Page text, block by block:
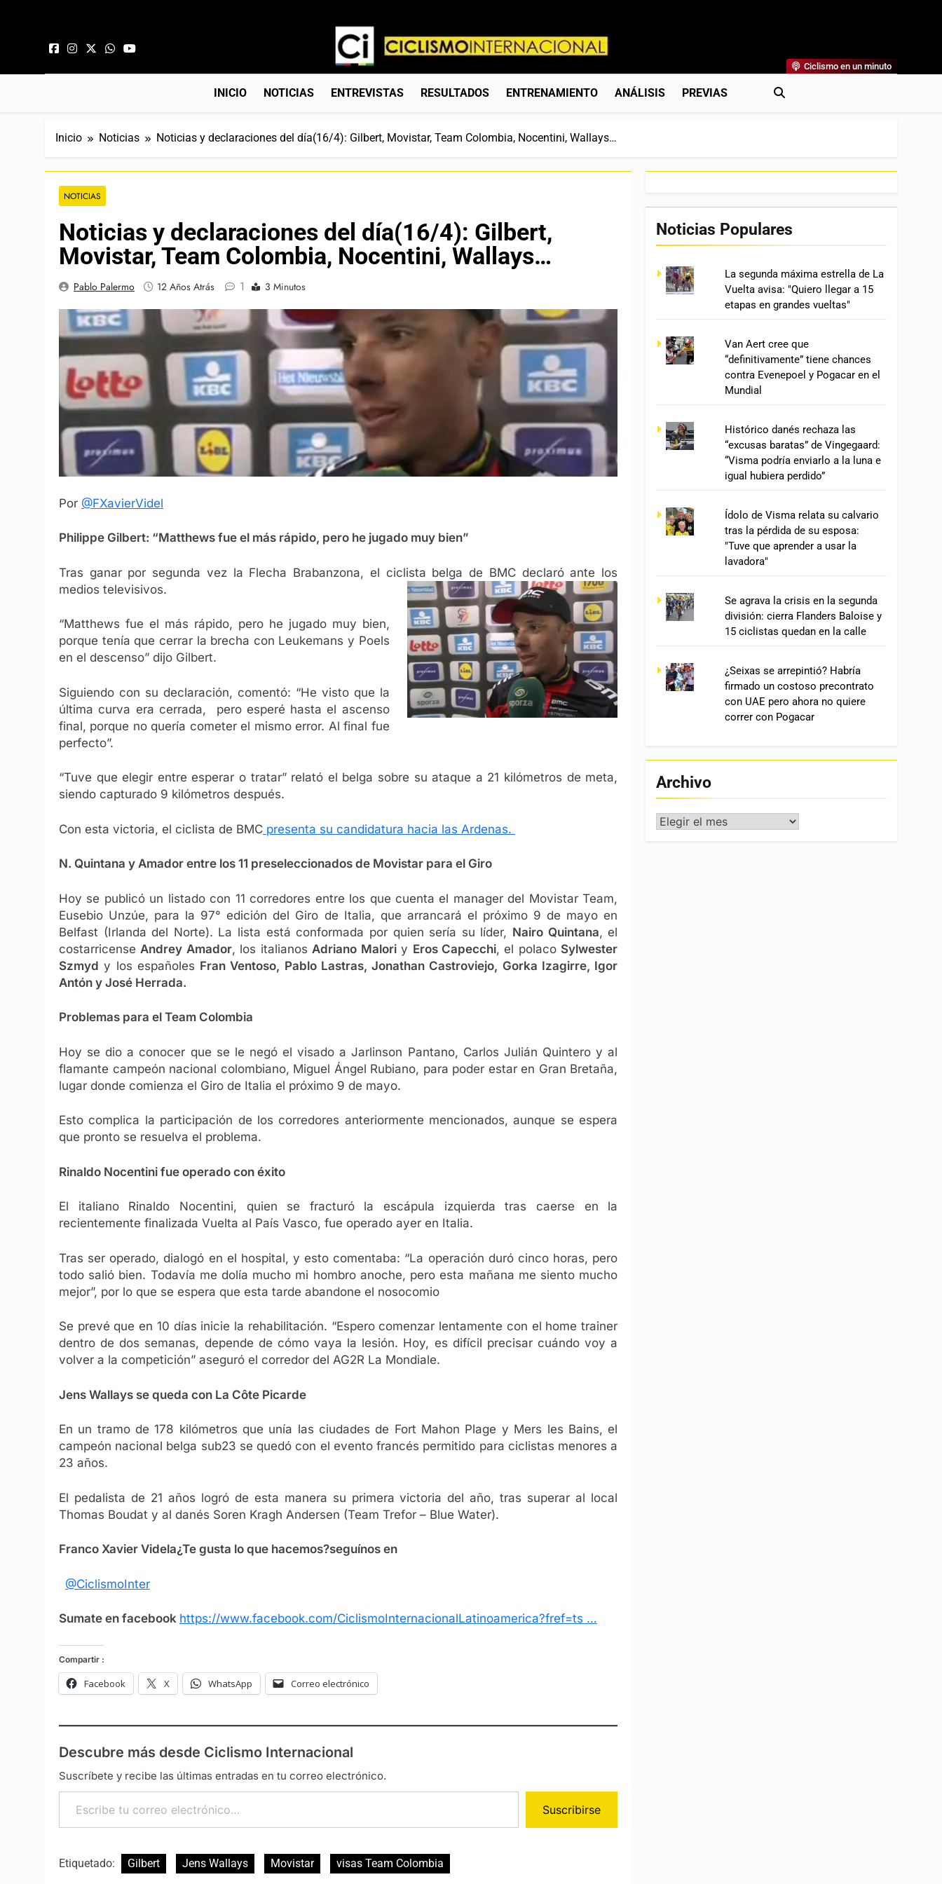
Ciclismo Internacional
Web Dedicada Al Ciclismo Mundial. Entrevistas, Análisis, Crónicas, Previas Y Más. La Web Ciclista De Referencia.
Ciclismo en un minuto
INICIO NOTICIAS ENTREVISTAS RESULTADOS ENTRENAMIENTO ANÁLISIS PREVIAS
Inicio Noticias Noticias y declaraciones del día(16/4): Gilbert, Movistar, Team Colombia, Nocentini, Wallays…
NOTICIAS
Noticias y declaraciones del día(16/4): Gilbert,
Movistar, Team Colombia, Nocentini, Wallays…
Pablo Palermo 12 Años Atrás 1 3 Minutos
Por @FXavierVidel
Philippe Gilbert: “Matthews fue el más rápido, pero he jugado muy bien”
Tras ganar por segunda vez la Flecha Brabanzona, el ciclista belga de BMC declaró ante los
medios televisivos.
“Matthews fue el más rápido, pero he jugado muy bien,
porque tenía que cerrar la brecha con Leukemans y Poels
en el descenso” dijo Gilbert.
Siguiendo con su declaración, comentó: “He visto que la
última curva era cerrada, pero esperé hasta el ascenso
final, porque no quería cometer el mismo error. Al final fue
perfecto”.
“Tuve que elegir entre esperar o tratar” relató el belga sobre su ataque a 21 kilómetros de meta,
siendo capturado 9 kilómetros después.
Con esta victoria, el ciclista de BMC presenta su candidatura hacia las Ardenas.
N. Quintana y Amador entre los 11 preseleccionados de Movistar para el Giro
Hoy se publicó un listado con 11 corredores entre los que cuenta el manager del Movistar Team,
Eusebio Unzúe, para la 97° edición del Giro de Italia, que arrancará el próximo 9 de mayo en
Belfast (Irlanda del Norte). La lista está conformada por quien sería su líder, Nairo Quintana, el
costarricense Andrey Amador, los italianos Adriano Maloriy Eros Capecchi, el polaco Sylwester
Szmyd y los españoles Fran Ventoso, Pablo Lastras, Jonathan Castroviejo, Gorka Izagirre, Igor
Antón y José Herrada.
Problemas para el Team Colombia
Hoy se dio a conocer que se le negó el visado a Jarlinson Pantano, Carlos Julián Quintero y al
flamante campeón nacional colombiano, Miguel Ángel Rubiano, para poder estar en Gran Bretaña,
lugar donde comienza el Giro de Italia el próximo 9 de mayo.
Esto complica la participación de los corredores anteriormente mencionados, aunque se espera
que pronto se resuelva el problema.
Rinaldo Nocentini fue operado con éxito
El italiano Rinaldo Nocentini, quien se fracturó la escápula izquierda tras caerse en la
recientemente finalizada Vuelta al País Vasco, fue operado ayer en Italia.
Tras ser operado, dialogó en el hospital, y esto comentaba: “La operación duró cinco horas, pero
todo salió bien. Todavía me dolía mucho mi hombro anoche, pero esta mañana me siento mucho
mejor”, por lo que se espera que esta tarde abandone el nosocomio
Se prevé que en 10 días inicie la rehabilitación. “Espero comenzar lentamente con el home trainer
dentro de dos semanas, depende de cómo vaya la lesión. Hoy, es difícil precisar cuándo voy a
volver a la competición” aseguró el corredor del AG2R La Mondiale.
Jens Wallays se queda con La Côte Picarde
En un tramo de 178 kilómetros que unía las ciudades de Fort Mahon Plage y Mers les Bains, el
campeón nacional belga sub23 se quedó con el evento francés permitido para ciclistas menores a
23 años.
El pedalista de 21 años logró de esta manera su primera victoria del año, tras superar al local
Thomas Boudat y al danés Soren Kragh Andersen (Team Trefor – Blue Water).
Franco Xavier Videla¿Te gusta lo que hacemos?seguínos en
@CiclismoInter
Sumate en facebook https://www.facebook.com/CiclismoInternacionalLatinoamerica?fref=ts …
Compartir :
Facebook X WhatsApp Correo electrónico
Descubre más desde Ciclismo Internacional
Suscríbete y recibe las últimas entradas en tu correo electrónico.
Escribe tu correo electrónico…
Suscribirse
Etiquetado: Gilbert Jens Wallays Movistar visas Team Colombia
Noticias Populares
La segunda máxima estrella de La
Vuelta avisa: "Quiero llegar a 15
etapas en grandes vueltas"
Van Aert cree que
“definitivamente” tiene chances
contra Evenepoel y Pogacar en el
Mundial
Histórico danés rechaza las
“excusas baratas” de Vingegaard:
“Visma podría enviarlo a la luna e
igual hubiera perdido”
Ídolo de Visma relata su calvario
tras la pérdida de su esposa:
"Tuve que aprender a usar la
lavadora"
Se agrava la crisis en la segunda
división: cierra Flanders Baloise y
15 ciclistas quedan en la calle
¿Seixas se arrepintió? Habría
firmado un costoso precontrato
con UAE pero ahora no quiere
correr con Pogacar
Archivo
Archivo